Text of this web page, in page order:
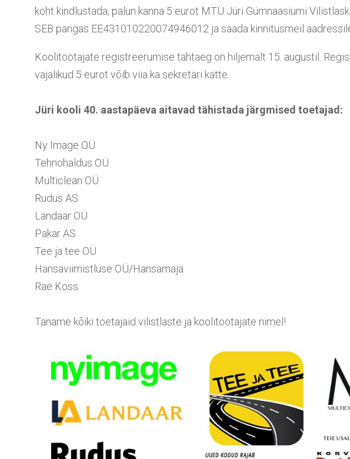
koht kindlustada, palun kanna 5 eurot MTÜ Jüri Gümnaasiumi
SEB pangas EE431010220074946012 ja saada kinnitusmeil
Koolitöötajate registreerumise tähtaeg on hiljemalt 15. augustil.
vajalikud 5 eurot võib viia ka sekretäri kätte.
Jüri kooli 40. aastapäeva aitavad tähistada järgmised toetajad:
Ny Image OÜ
Tehnohaldus OÜ
Multiclean OÜ
Rudus AS
Landaar OÜ
Pakar AS
Tee ja tee OÜ
Hansaviimistluse OÜ/Hansamaja
Rae Koss
Täname kõiki toetajaid vilistlaste ja koolitöötajate nimel!